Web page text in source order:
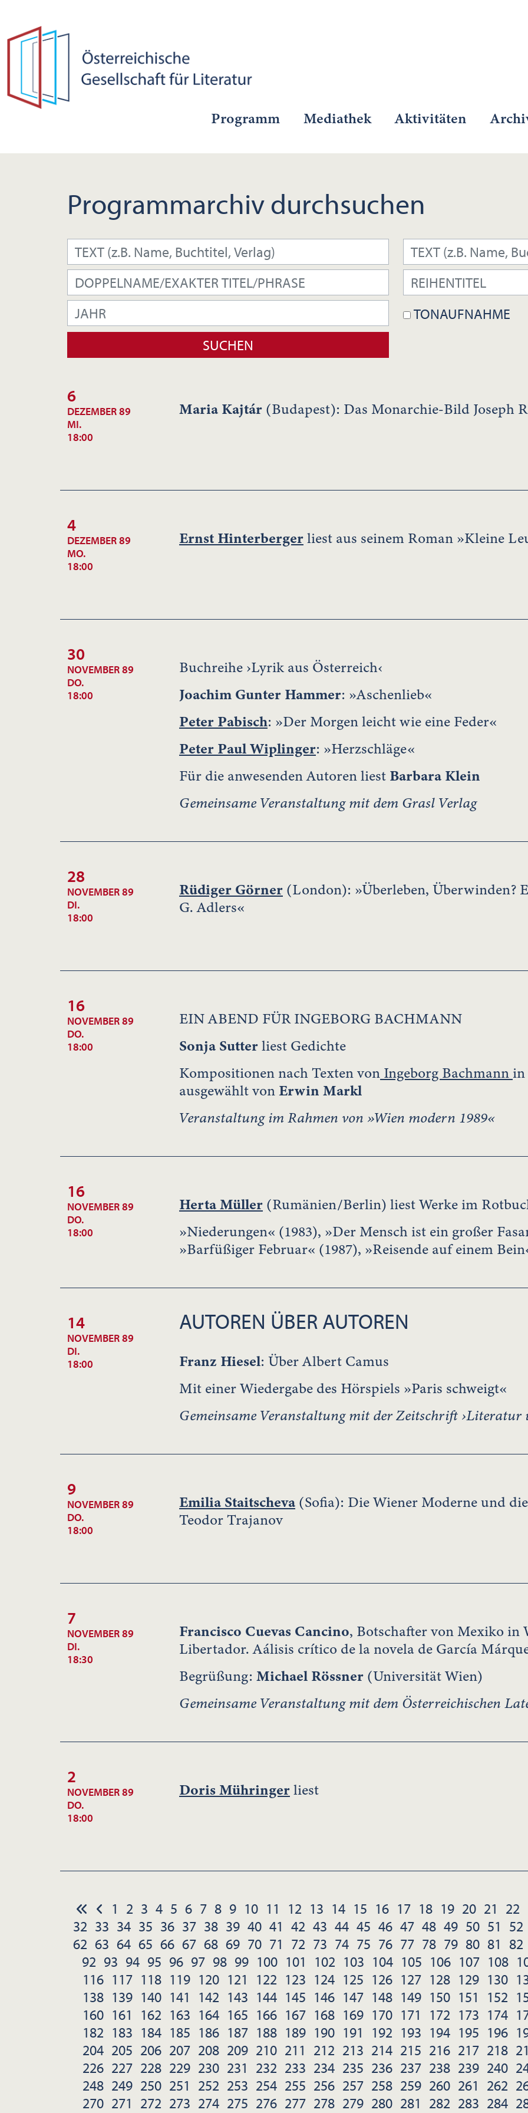
Programm Mediathek Aktivitäten
Programmarchiv durchsuchen
TONAUFNAHME
6
DEZEMBER 89
MI.
18:00
Maria Kajtár (Budapest): Das Monarchie-Bild Joseph
4
DEZEMBER 89
MO.
18:00
Ernst Hinterbergerliest aus seinem Roman »Kleine
30
NOVEMBER 89
DO.
18:00
Buchreihe ›Lyrik aus Österreich‹
Joachim Gunter Hammer: »Aschenlieb«
Peter Pabisch: »Der Morgen leicht wie eine Feder«
Peter Paul Wiplinger: »Herzschläge«
Für die anwesenden Autoren liest Barbara Klein
Gemeinsame Veranstaltung mit dem Grasl Verlag
28
NOVEMBER 89
DI.
18:00
Rüdiger Görner (London): »Überleben, Überwinden?
G. Adlers«
16
NOVEMBER 89
DO.
18:00
EIN ABEND FÜR INGEBORG BACHMANN
Sonja Sutterliest Gedichte
Kompositionen nach Texten von Ingeborg Bachmann in
ausgewählt vonErwin Markl
Veranstaltung im Rahmen von »Wien modern 1989«
16
NOVEMBER 89
DO.
18:00
Herta Müller (Rumänien/Berlin) liest Werke im
»Niederungen« (1983), »Der Mensch ist ein großer
»Barfüßiger Februar« (1987), »Reisende auf einem
14
NOVEMBER 89
DI.
18:00
AUTOREN ÜBER AUTOREN
Franz Hiesel: Über Albert Camus
Mit einer Wiedergabe des Hörspiels »Paris schweigt«
Gemeinsame Veranstaltung mit der Zeitschrift
9
NOVEMBER 89
DO.
18:00
Emilia Staitscheva (Sofia): Die Wiener Moderne und
Teodor Trajanov
7
NOVEMBER 89
DI.
18:30
Francisco Cuevas Cancino, Botschafter von Mexiko in
Libertador. Aálisis crítico de la novela de García
Begrüßung: Michael Rössner (Universität Wien)
Gemeinsame Veranstaltung mit dem Österreichischen
2
NOVEMBER 89
DO.
18:00
Doris Mühringerliest
1 2 3 4 5 6 7 8 9 10 11 12 13 14 15 16 17 18 19 20 21 22
32 33 34 35 36 37 38 39 40 41 42 43 44 45 46 47 48 49 50 51 52
62 63 64 65 66 67 68 69 70 71 72 73 74 75 76 77 78 79 80 81 82
92 93 94 95 96 97 98 99 100 101 102 103 104 105 106 107 108
116 117 118 119 120 121 122 123 124 125 126 127 128 129 130
138 139 140 141 142 143 144 145 146 147 148 149 150 151 152
160 161 162 163 164 165 166 167 168 169 170 171 172 173 174
182 183 184 185 186 187 188 189 190 191 192 193 194 195 196
204 205 206 207 208 209 210 211 212 213 214 215 216 217 218
226 227 228 229 230 231 232 233 234 235 236 237 238 239 240
248 249 250 251 252 253 254 255 256 257 258 259 260 261 262
270 271 272 273 274 275 276 277 278 279 280 281 282 283 284